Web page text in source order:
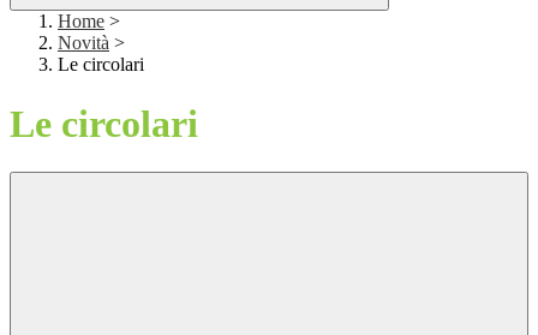
Home >
Novità >
Le circolari
Le circolari